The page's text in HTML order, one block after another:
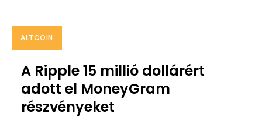
ALTCOIN
A Ripple 15 millió dollárért
adott el MoneyGram
részvényeket